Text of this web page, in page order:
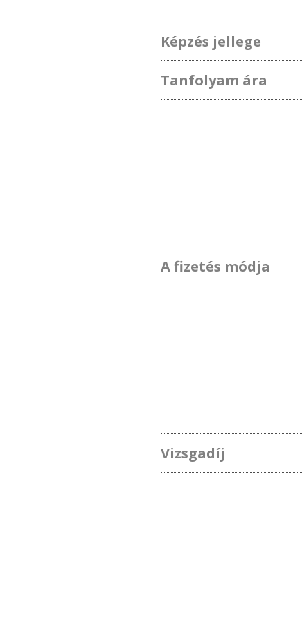
Képzés jellege
Tanfolyam ára
A fizetés módja
Vizsgadíj